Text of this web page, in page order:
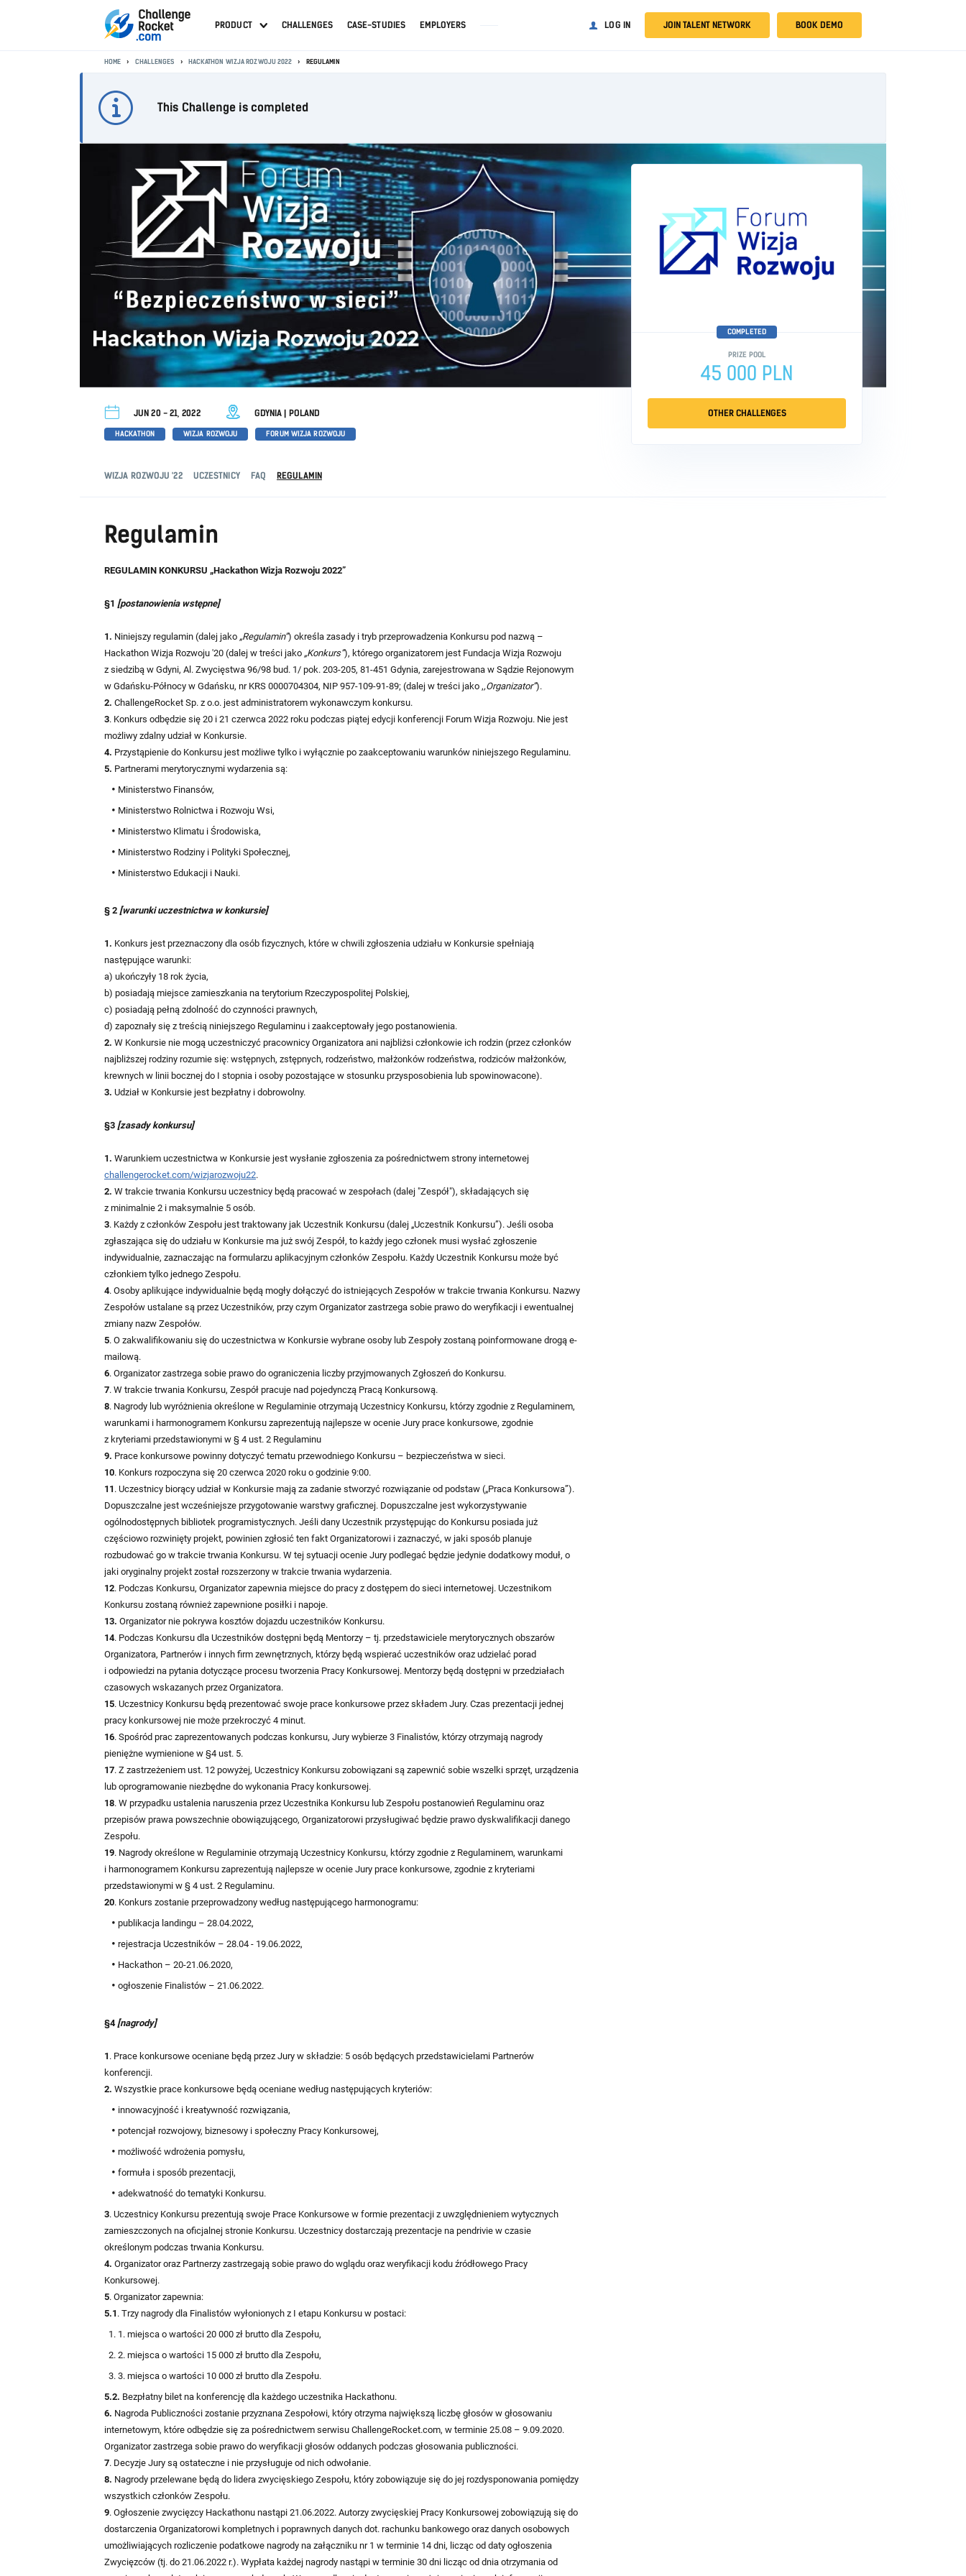
PRODUCT CHALLENGES CASE-STUDIES EMPLOYERS LOG IN JOIN TALENT NETWORK BOOK DEMO
HOME CHALLENGES HACKATHON WIZJA ROZWOJU 2022 REGULAMIN
This Challenge is completed
COMPLETED
PRIZE POOL
45 000 PLN
OTHER CHALLENGES
JUN 20 - 21, 2022 GDYNIA | POLAND
HACKATHON WIZJA ROZWOJU FORUM WIZJA ROZWOJU
WIZJA ROZWOJU '22 UCZESTNICY FAQ REGULAMIN
Regulamin
REGULAMIN KONKURSU „Hackathon Wizja Rozwoju 2022”
§1 [postanowienia wstępne]
1. Niniejszy regulamin (dalej jako „Regulamin”) określa zasady i tryb przeprowadzenia Konkursu pod nazwą –
Hackathon Wizja Rozwoju '20 (dalej w treści jako „Konkurs”), którego organizatorem jest Fundacja Wizja Rozwoju
z siedzibą w Gdyni, Al. Zwycięstwa 96/98 bud. 1/ pok. 203-205, 81-451 Gdynia, zarejestrowana w Sądzie Rejonowym
w Gdańsku-Północy w Gdańsku, nr KRS 0000704304, NIP 957-109-91-89; (dalej w treści jako ,,Organizator”).
2. ChallengeRocket Sp. z o.o. jest administratorem wykonawczym konkursu.
3. Konkurs odbędzie się 20 i 21 czerwca 2022 roku podczas piątej edycji konferencji Forum Wizja Rozwoju. Nie jest
możliwy zdalny udział w Konkursie.
4. Przystąpienie do Konkursu jest możliwe tylko i wyłącznie po zaakceptowaniu warunków niniejszego Regulaminu.
5. Partnerami merytorycznymi wydarzenia są:
Ministerstwo Finansów,
Ministerstwo Rolnictwa i Rozwoju Wsi,
Ministerstwo Klimatu i Środowiska,
Ministerstwo Rodziny i Polityki Społecznej,
Ministerstwo Edukacji i Nauki.
§ 2 [warunki uczestnictwa w konkursie]
1. Konkurs jest przeznaczony dla osób fizycznych, które w chwili zgłoszenia udziału w Konkursie spełniają
następujące warunki:
a) ukończyły 18 rok życia,
b) posiadają miejsce zamieszkania na terytorium Rzeczypospolitej Polskiej,
c) posiadają pełną zdolność do czynności prawnych,
d) zapoznały się z treścią niniejszego Regulaminu i zaakceptowały jego postanowienia.
2. W Konkursie nie mogą uczestniczyć pracownicy Organizatora ani najbliżsi członkowie ich rodzin (przez członków
najbliższej rodziny rozumie się: wstępnych, zstępnych, rodzeństwo, małżonków rodzeństwa, rodziców małżonków,
krewnych w linii bocznej do I stopnia i osoby pozostające w stosunku przysposobienia lub spowinowacone).
3. Udział w Konkursie jest bezpłatny i dobrowolny.
§3 [zasady konkursu]
1. Warunkiem uczestnictwa w Konkursie jest wysłanie zgłoszenia za pośrednictwem strony internetowej
challengerocket.com/wizjarozwoju22.
2. W trakcie trwania Konkursu uczestnicy będą pracować w zespołach (dalej "Zespół"), składających się
z minimalnie 2 i maksymalnie 5 osób.
3. Każdy z członków Zespołu jest traktowany jak Uczestnik Konkursu (dalej „Uczestnik Konkursu”). Jeśli osoba
zgłaszająca się do udziału w Konkursie ma już swój Zespół, to każdy jego członek musi wysłać zgłoszenie
indywidualnie, zaznaczając na formularzu aplikacyjnym członków Zespołu. Każdy Uczestnik Konkursu może być
członkiem tylko jednego Zespołu.
4. Osoby aplikujące indywidualnie będą mogły dołączyć do istniejących Zespołów w trakcie trwania Konkursu. Nazwy
Zespołów ustalane są przez Uczestników, przy czym Organizator zastrzega sobie prawo do weryfikacji i ewentualnej
zmiany nazw Zespołów.
5. O zakwalifikowaniu się do uczestnictwa w Konkursie wybrane osoby lub Zespoły zostaną poinformowane drogą e-
mailową.
6. Organizator zastrzega sobie prawo do ograniczenia liczby przyjmowanych Zgłoszeń do Konkursu.
7. W trakcie trwania Konkursu, Zespół pracuje nad pojedynczą Pracą Konkursową.
8. Nagrody lub wyróżnienia określone w Regulaminie otrzymają Uczestnicy Konkursu, którzy zgodnie z Regulaminem,
warunkami i harmonogramem Konkursu zaprezentują najlepsze w ocenie Jury prace konkursowe, zgodnie
z kryteriami przedstawionymi w § 4 ust. 2 Regulaminu
9. Prace konkursowe powinny dotyczyć tematu przewodniego Konkursu – bezpieczeństwa w sieci.
10. Konkurs rozpoczyna się 20 czerwca 2020 roku o godzinie 9:00.
11 . Uczestnicy biorący udział w Konkursie mają za zadanie stworzyć rozwiązanie od podstaw („Praca Konkursowa”).
Dopuszczalne jest wcześniejsze przygotowanie warstwy graficznej. Dopuszczalne jest wykorzystywanie
ogólnodostępnych bibliotek programistycznych. Jeśli dany Uczestnik przystępując do Konkursu posiada już
częściowo rozwinięty projekt, powinien zgłosić ten fakt Organizatorowi i zaznaczyć, w jaki sposób planuje
rozbudować go w trakcie trwania Konkursu. W tej sytuacji ocenie Jury podlegać będzie jedynie dodatkowy moduł, o
jaki oryginalny projekt został rozszerzony w trakcie trwania wydarzenia.
12. Podczas Konkursu, Organizator zapewnia miejsce do pracy z dostępem do sieci internetowej. Uczestnikom
Konkursu zostaną również zapewnione posiłki i napoje.
13. Organizator nie pokrywa kosztów dojazdu uczestników Konkursu.
14. Podczas Konkursu dla Uczestników dostępni będą Mentorzy – tj. przedstawiciele merytorycznych obszarów
Organizatora, Partnerów i innych firm zewnętrznych, którzy będą wspierać uczestników oraz udzielać porad
i odpowiedzi na pytania dotyczące procesu tworzenia Pracy Konkursowej. Mentorzy będą dostępni w przedziałach
czasowych wskazanych przez Organizatora.
15. Uczestnicy Konkursu będą prezentować swoje prace konkursowe przez składem Jury. Czas prezentacji jednej
pracy konkursowej nie może przekroczyć 4 minut.
16. Spośród prac zaprezentowanych podczas konkursu, Jury wybierze 3 Finalistów, którzy otrzymają nagrody
pieniężne wymienione w §4 ust. 5.
17. Z zastrzeżeniem ust. 12 powyżej, Uczestnicy Konkursu zobowiązani są zapewnić sobie wszelki sprzęt, urządzenia
lub oprogramowanie niezbędne do wykonania Pracy konkursowej.
18. W przypadku ustalenia naruszenia przez Uczestnika Konkursu lub Zespołu postanowień Regulaminu oraz
przepisów prawa powszechnie obowiązującego, Organizatorowi przysługiwać będzie prawo dyskwalifikacji danego
Zespołu.
19. Nagrody określone w Regulaminie otrzymają Uczestnicy Konkursu, którzy zgodnie z Regulaminem, warunkami
i harmonogramem Konkursu zaprezentują najlepsze w ocenie Jury prace konkursowe, zgodnie z kryteriami
przedstawionymi w § 4 ust. 2 Regulaminu.
20. Konkurs zostanie przeprowadzony według następującego harmonogramu:
publikacja landingu – 28.04.2022,
rejestracja Uczestników – 28.04 - 19.06.2022,
Hackathon – 20-21.06.2020,
ogłoszenie Finalistów – 21.06.2022.
§4[nagrody]
1 . Prace konkursowe oceniane będą przez Jury w składzie: 5 osób będących przedstawicielami Partnerów
konferencji.
2. Wszystkie prace konkursowe będą oceniane według następujących kryteriów:
innowacyjność i kreatywność rozwiązania,
potencjał rozwojowy, biznesowy i społeczny Pracy Konkursowej,
możliwość wdrożenia pomysłu,
formuła i sposób prezentacji,
adekwatność do tematyki Konkursu.
3. Uczestnicy Konkursu prezentują swoje Prace Konkursowe w formie prezentacji z uwzględnieniem wytycznych
zamieszczonych na oficjalnej stronie Konkursu. Uczestnicy dostarczają prezentacje na pendrivie w czasie
określonym podczas trwania Konkursu.
4. Organizator oraz Partnerzy zastrzegają sobie prawo do wglądu oraz weryfikacji kodu źródłowego Pracy
Konkursowej.
5. Organizator zapewnia:
5.1 . Trzy nagrody dla Finalistów wyłonionych z I etapu Konkursu w postaci:
1. miejsca o wartości 20 000 zł brutto dla Zespołu,
2. miejsca o wartości 15 000 zł brutto dla Zespołu,
3. miejsca o wartości 10 000 zł brutto dla Zespołu.
5.2. Bezpłatny bilet na konferencję dla każdego uczestnika Hackathonu.
6. Nagroda Publiczności zostanie przyznana Zespołowi, który otrzyma największą liczbę głosów w głosowaniu
internetowym, które odbędzie się za pośrednictwem serwisu ChallengeRocket.com, w terminie 25.08 – 9.09.2020.
Organizator zastrzega sobie prawo do weryfikacji głosów oddanych podczas głosowania publiczności.
7. Decyzje Jury są ostateczne i nie przysługuje od nich odwołanie.
8. Nagrody przelewane będą do lidera zwycięskiego Zespołu, który zobowiązuje się do jej rozdysponowania pomiędzy
wszystkich członków Zespołu.
9. Ogłoszenie zwycięzcy Hackathonu nastąpi 21.06.2022. Autorzy zwycięskiej Pracy Konkursowej zobowiązują się do
dostarczenia Organizatorowi kompletnych i poprawnych danych dot. rachunku bankowego oraz danych osobowych
umożliwiających rozliczenie podatkowe nagrody na załączniku nr 1 w terminie 14 dni, licząc od daty ogłoszenia
Zwycięzców (tj. do 21.06.2022 r.). Wypłata każdej nagrody nastąpi w terminie 30 dni licząc od dnia otrzymania od